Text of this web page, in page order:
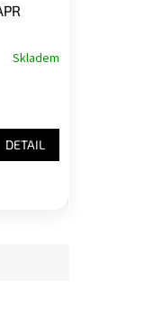
Skladem
DETAIL